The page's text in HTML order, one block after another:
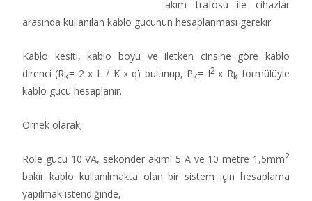
akım trafosu ile cihazlar
arasında kullanılan kablo gücünün hesaplanması gerekir.
Kablo kesiti, kablo boyu ve iletken cinsine göre kablo
direnci (Rk= 2 x L / K x q) bulunup, Pk= I2x Rk formülüyle
kablo gücü hesaplanır.
Örnek olarak;
Röle gücü 10 VA, sekonder akımı 5 A ve 10 metre 1,5mm2
bakır kablo kullanılmakta olan bir sistem için hesaplama
yapılmak istendiğinde,